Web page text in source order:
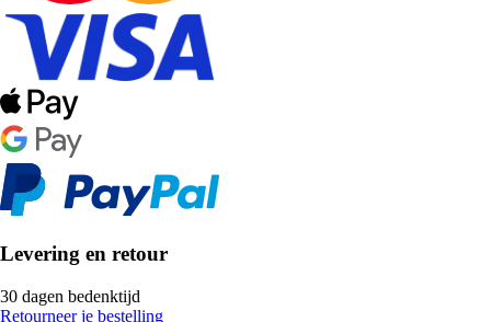
Levering en retour
30 dagen bedenktijd
Retourneer je bestelling